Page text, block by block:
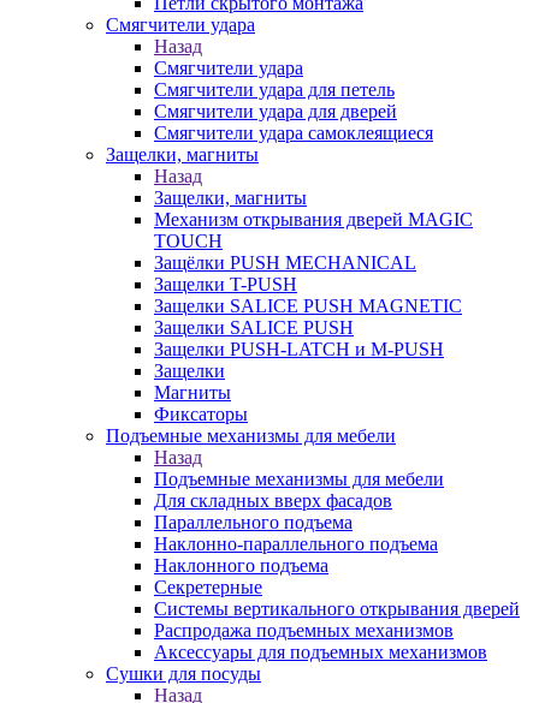
Смягчители удара
Назад
Смягчители удара
Смягчители удара для петель
Смягчители удара для дверей
Cмягчители удара самоклеящиеся
Защелки, магниты
Назад
Защелки, магниты
Механизм открывания дверей MAGIC
TOUCH
Защёлки PUSH MECHANICAL
Защелки T-PUSH
Защелки SALICE PUSH MAGNETIC
Защелки SALICE PUSH
Защелки PUSH-LATCH и M-PUSH
Защелки
Магниты
Фиксаторы
Подъемные механизмы для мебели
Назад
Подъемные механизмы для мебели
Для складных вверх фасадов
Параллельного подъема
Наклонно-параллельного подъема
Наклонного подъема
Секретерные
Системы вертикального открывания дверей
Распродажа подъемных механизмов
Аксессуары для подъемных механизмов
Сушки для посуды
Назад